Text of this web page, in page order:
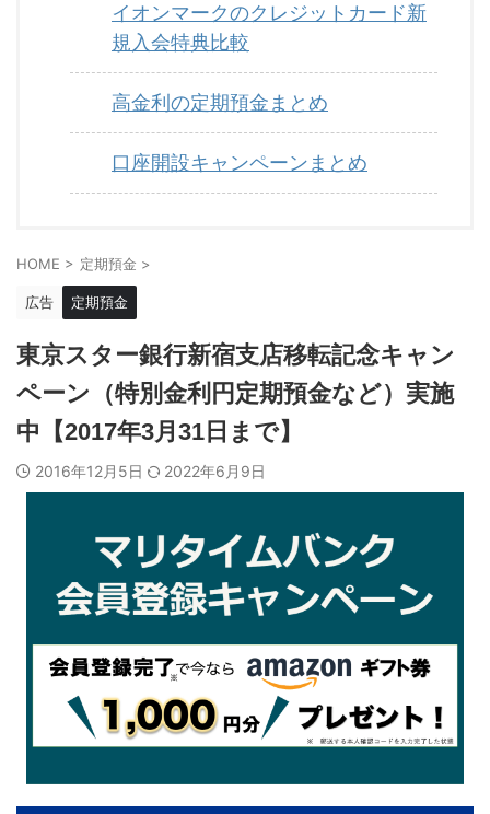
イオンマークのクレジットカード新
規入会特典比較
高金利の定期預金まとめ
口座開設キャンペーンまとめ
HOME > 定期預金 >
広告 定期預金
東京スター銀行新宿支店移転記念キャン
ペーン（特別金利円定期預金など）実施
中【2017年3月31日まで】
2016年12月5日 2022年6月9日